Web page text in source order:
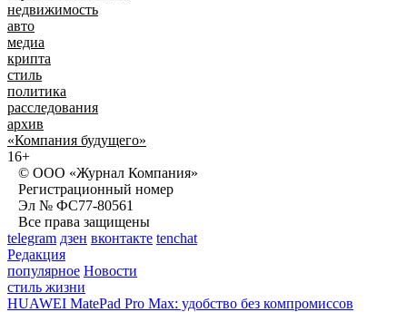
недвижимость
авто
медиа
крипта
стиль
политика
расследования
архив
«Компания будущего»
16+
© ООО «Журнал Компания»
Регистрационный номер
Эл № ФС77-80561
Все права защищены
telegram дзен вконтакте tenchat
Редакция
популярное Новости
стиль жизни
HUAWEI MatePad Pro Max: удобство без компромиссов